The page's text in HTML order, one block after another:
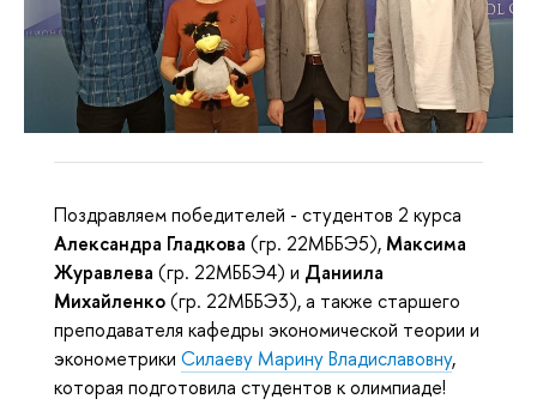
Поздравляем победителей - студентов 2 курса
Александра Гладкова (гр. 22МББЭ5),Максима
Журавлева (гр. 22МББЭ4) и Даниила
Михайленко(гр. 22МББЭ3), а также старшего
преподавателя кафедры экономической теории и
эконометрики Силаеву Марину Владиславовну,
которая подготовила студентов к олимпиаде!